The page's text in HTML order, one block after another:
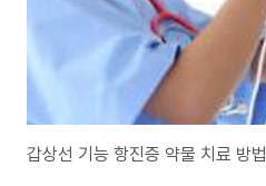
갑상선 기능 항진증 약물 치료 방법